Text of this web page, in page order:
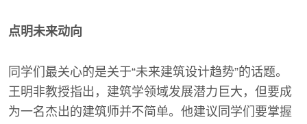
点明未来动向
同学们最关心的是关于“未来建筑设计趋势”的话题。
王明非教授指出，建筑学领域发展潜力巨大，但要成
为一名杰出的建筑师并不简单。他建议同学们要掌握